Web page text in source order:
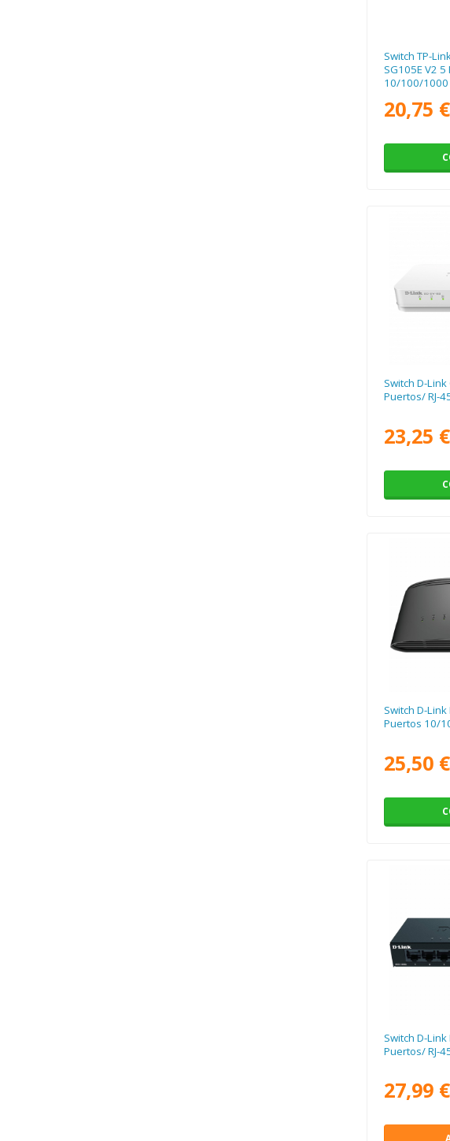
Switch TP-
SG105E V2 5
10/100/1000
20,75 €
Switch D-Link
Puertos/ RJ-
23,25 €
Switch D-
Puertos 10/
25,50 €
Switch D-
Puertos/ RJ-
27,99 €